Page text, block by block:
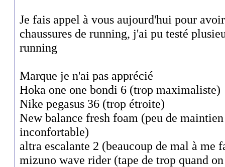
Je fais appel à vous aujourd'hui pour
chaussures de running, j'ai pu testé
running
Marque je n'ai pas apprécié
Hoka one one bondi 6 (trop maximaliste)
Nike pegasus 36 (trop étroite)
New balance fresh foam (peu de
inconfortable)
altra escalante 2 (beaucoup de mal à me
mizuno wave rider (tape de trop quand